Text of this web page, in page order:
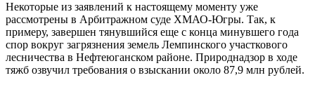
Некоторые из заявлений к настоящему моменту уже
рассмотрены в Арбитражном суде ХМАО-Югры. Так, к
примеру, завершен тянувшийся еще с конца минувшего года
спор вокруг загрязнения земель Лемпинского участкового
лесничества в Нефтеюганском районе. Природнадзор в ходе
тяжб озвучил требования о взыскании около 87,9 млн рублей.